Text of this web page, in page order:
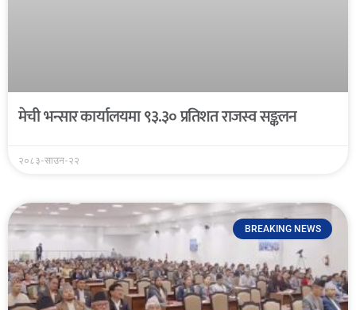
मेची भन्सार कार्यालयमा ९३.३० प्रतिशत राजस्व सङ्कलन
२०८३-साउन-२२
BREAKING NEWS